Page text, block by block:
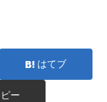
はてブ
ー